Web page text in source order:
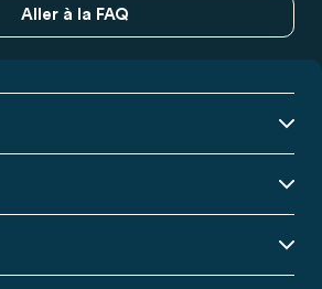
Aller à la FAQ